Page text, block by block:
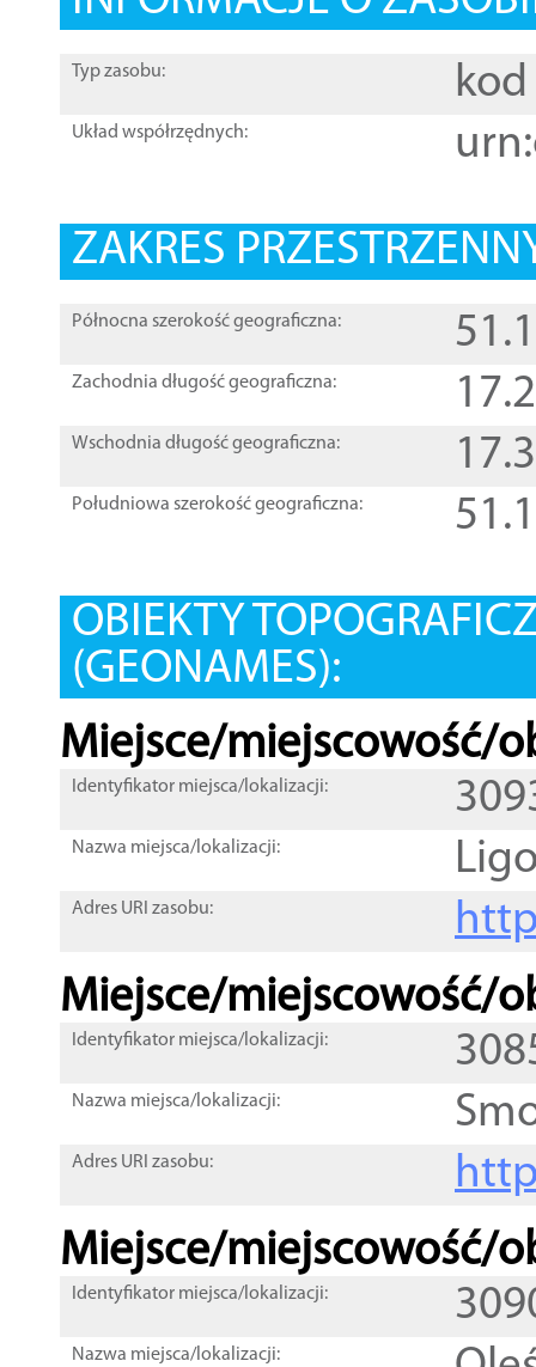
Typ zasobu: kod
Układ współrzędnych:
ZAKRES
Północna szerokość geograficzna:
Zachodnia długość geograficzna:
Wschodnia długość geograficzna:
Południowa szerokość geograficzna:
OBIEKTY
(GEONAMES):
Miejsce/miejscowość/
Identyfikator miejsca/lokalizacji:
Nazwa miejsca/lokalizacji:
Adres URI zasobu:
Miejsce/miejscowość/
Identyfikator miejsca/lokalizacji:
Nazwa miejsca/lokalizacji:
Adres URI zasobu:
Miejsce/miejscowość/
Identyfikator miejsca/lokalizacji:
Nazwa miejsca/lokalizacji: